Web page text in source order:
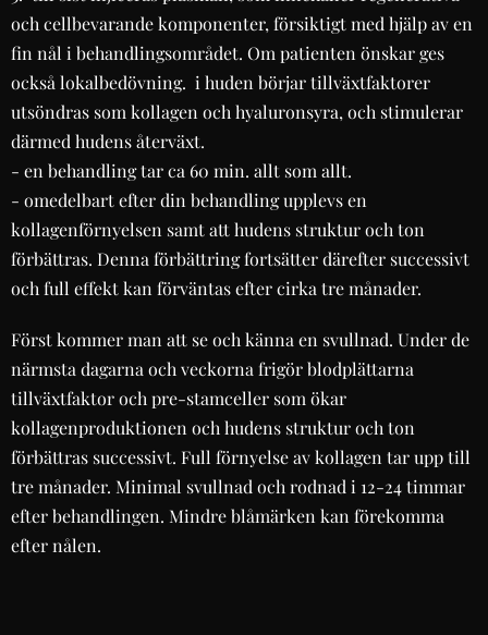
och cellbevarande komponenter, försiktigt med hjälp av en
fin nål i behandlingsområdet. Om patienten önskar ges
också lokalbedövning. i huden börjar tillväxtfaktorer
utsöndras som kollagen och hyaluronsyra, och stimulerar
därmed hudens återväxt.
- en behandling tar ca 60 min. allt som allt.
- omedelbart efter din behandling upplevs en
kollagenförnyelsen samt att hudens struktur och ton
förbättras. Denna förbättring fortsätter därefter successivt
och full effekt kan förväntas efter cirka tre månader.
Först kommer man att se och känna en svullnad. Under de
närmsta dagarna och veckorna frigör blodplättarna
tillväxtfaktor och pre-stamceller som ökar
kollagenproduktionen och hudens struktur och ton
förbättras successivt. Full förnyelse av kollagen tar upp till
tre månader. Minimal svullnad och rodnad i 12-24 timmar
efter behandlingen. Mindre blåmärken kan förekomma
efter nålen.